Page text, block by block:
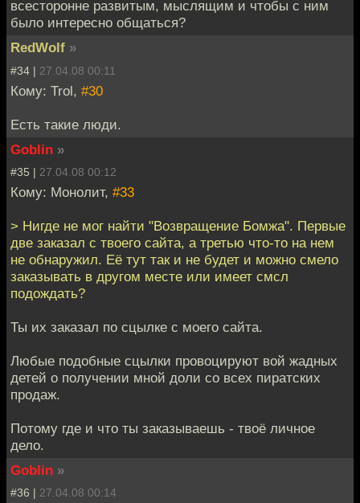
всесторонне развитым, мыслящим и чтобы с ним
было интересно общаться?
RedWolf »
#34 | 27.04.08 00:11
Кому: Trol, #30
Есть такие люди.
Goblin »
#35 | 27.04.08 00:12
Кому: Монолит, #33
> Нигде не мог найти "Возвращение Бомжа". Первые
две заказал с твоего сайта, а третью что-то на нем
не обнаружил. Её тут так и не будет и можно смело
заказывать в другом месте или имеет смсл
подождать?
Ты их заказал по сцылке с моего сайта.
Любые подобные сцылки провоцируют вой жадных
детей о получении мной доли со всех пиратских
продаж.
Потому где и что ты заказываешь - твоё личное
дело.
Goblin »
#36 | 27.04.08 00:14